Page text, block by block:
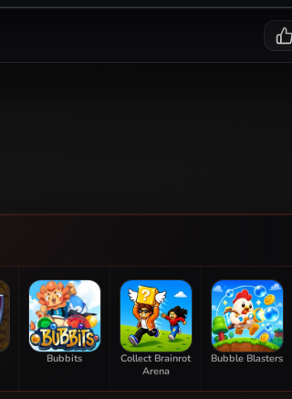
Bubbits
Collect Brainrot
Arena
Bubble Blasters